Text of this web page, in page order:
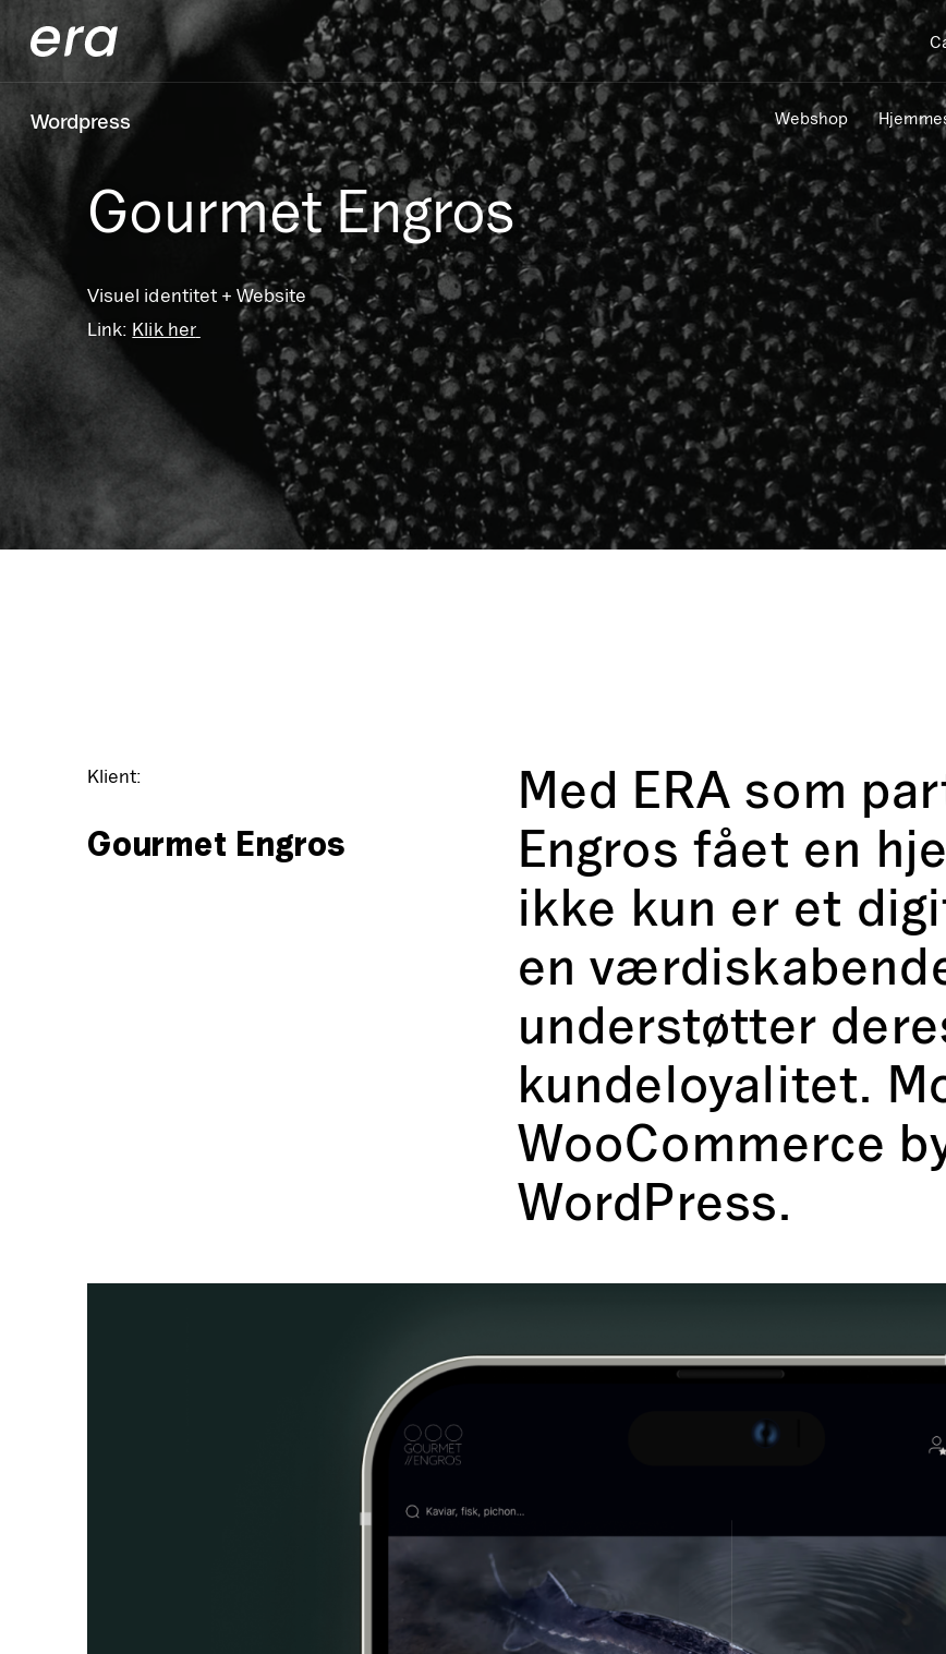
Generaxion
Wordpress Webshop
Gourmet Engros
Visuel identitet + Website
Link: Klik her
Klient:
Gourmet Engros
Med ERA som
Engros fået en
ikke kun er et
en
understøtter
kundeloyalitet.
WooCommerce
WordPress.